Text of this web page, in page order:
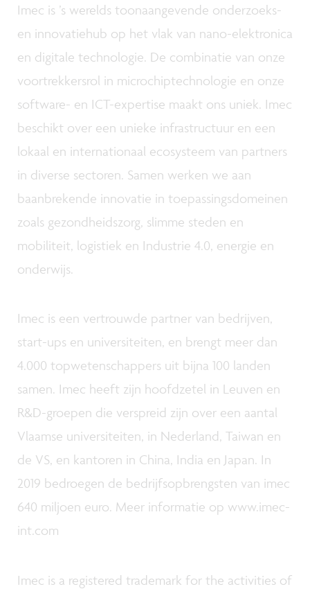
Imec is ’s werelds toonaangevende onderzoeks-
en innovatiehub op het vlak van nano-elektronica
en digitale technologie. De combinatie van onze
voortrekkersrol in microchiptechnologie en onze
software- en ICT-expertise maakt ons uniek. Imec
beschikt over een unieke infrastructuur en een
lokaal en internationaal ecosysteem van partners
in diverse sectoren. Samen werken we aan
baanbrekende innovatie in toepassingsdomeinen
zoals gezondheidszorg, slimme steden en
mobiliteit, logistiek en Industrie 4.0, energie en
onderwijs.
Imec is een vertrouwde partner van bedrijven,
start-ups en universiteiten, en brengt meer dan
4.000 topwetenschappers uit bijna 100 landen
samen. Imec heeft zijn hoofdzetel in Leuven en
R&D-groepen die verspreid zijn over een aantal
Vlaamse universiteiten, in Nederland, Taiwan en
de VS, en kantoren in China, India en Japan. In
2019 bedroegen de bedrijfsopbrengsten van imec
640 miljoen euro. Meer informatie op www.imec-
int.com
Imec is a registered trademark for the activities of